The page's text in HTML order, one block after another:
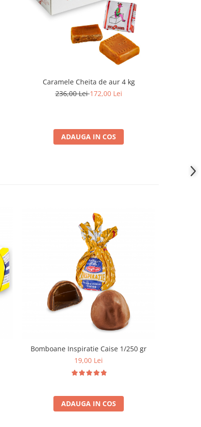
Caramele Cheita de aur 4 kg
236,00 Lei172,00 Lei
ADAUGA IN COS
Bomboane Inspiratie Caise 1/250 gr
19,00 Lei
ADAUGA IN COS